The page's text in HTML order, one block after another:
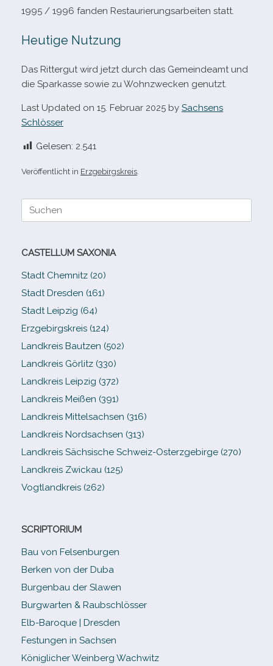
1995 /​ 1996 fan­den Restaurierungsarbeiten statt.
Heutige Nutzung
Das Rittergut wird jetzt durch das Gemeindeamt und
die Sparkasse sowie zu Wohnzwecken genutzt.
Last Updated on 15. Februar 2025 by Sachsens
Schlösser
Gelesen: 2.541
Veröffentlicht in Erzgebirgskreis
Suche
CASTELLUM SAXONIA
Stadt Chemnitz (20)
Stadt Dresden (161)
Stadt Leipzig (64)
Erzgebirgskreis (124)
Landkreis Bautzen (502)
Landkreis Görlitz (330)
Landkreis Leipzig (372)
Landkreis Meißen (391)
Landkreis Mittelsachsen (316)
Landkreis Nordsachsen (313)
Landkreis Sächsische Schweiz-​Osterzgebirge (270)
Landkreis Zwickau (125)
Vogtlandkreis (262)
SCRIPTORIUM
Bau von Felsenburgen
Berken von der Duba
Burgenbau der Slawen
Burgwarten & Raubschlösser
Elb-​Baroque | Dresden
Festungen in Sachsen
Königlicher Weinberg Wachwitz